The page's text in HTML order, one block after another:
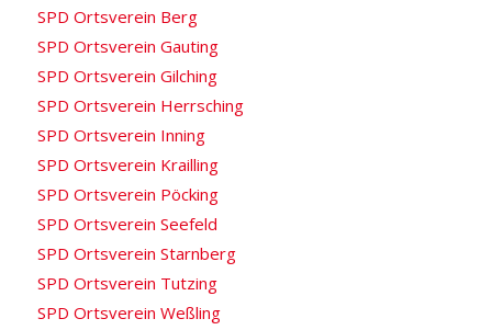
SPD Ortsverein Berg
SPD Ortsverein Gauting
SPD Ortsverein Gilching
SPD Ortsverein Herrsching
SPD Ortsverein Inning
SPD Ortsverein Krailling
SPD Ortsverein Pöcking
SPD Ortsverein Seefeld
SPD Ortsverein Starnberg
SPD Ortsverein Tutzing
SPD Ortsverein Weßling